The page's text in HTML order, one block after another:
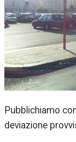
Pubblichiamo
deviazione